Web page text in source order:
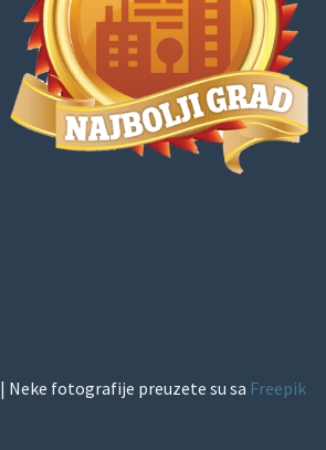
| Neke fotografije preuzete su sa Freepik